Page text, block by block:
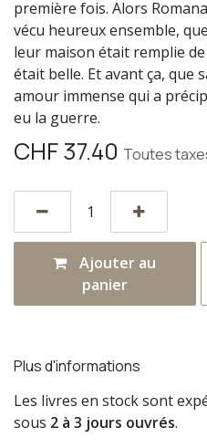
première fois. Alors
vécu heureux ensemble,
leur maison était remplie
était belle. Et avant ça, que
amour immense qui a
eu la guerre.
CHF37.40 Toutes
Ajouter au
panier
Plus d'informations
Les livres en stock sont
sous 2 à 3 jours ouvrés.